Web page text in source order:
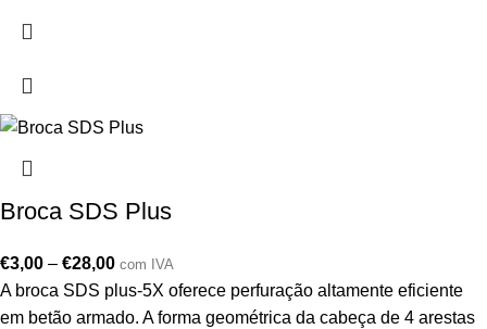
Broca SDS Plus
€3,00 – €28,00 com IVA
A broca SDS plus-5X oferece perfuração altamente eficiente
em betão armado. A forma geométrica da cabeça de 4 arestas